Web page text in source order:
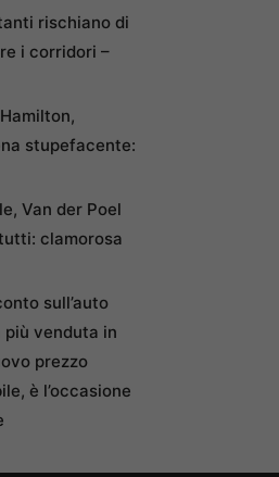
rischiano di
i corridori –
stupefacente:
Van der Poel
clamorosa
sull’auto
venduta in
prezzo
è l’occasione